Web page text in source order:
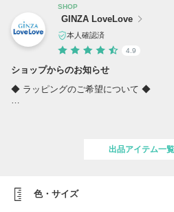
SHOP
GINZA LoveLove
本人確認済
4.9
ショップからのお知らせ
◆ ラッピングのご希望について ◆
ご希望の場合は、ご購入時に配送方法を
「佐川急便(配送料金+ラッピング料金)
● ただいま沖縄・離島以外は一律送料無
出品アイテム一
色・サイズ